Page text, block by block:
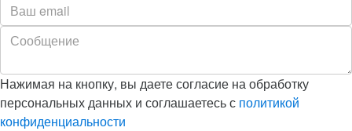
Нажимая на кнопку, вы даете согласие на обработку
персональных данных и соглашаетесь с политикой
конфиденциальности